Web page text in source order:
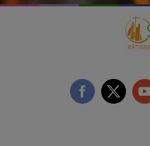
facebooktwitter